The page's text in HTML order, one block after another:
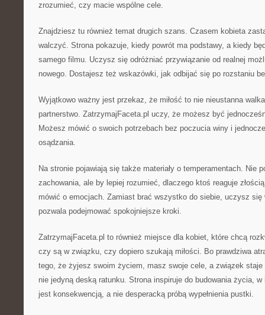
zrozumieć, czy macie wspólne cele.
Znajdziesz tu również temat drugich szans. Czasem kobieta
walczyć. Strona pokazuje, kiedy powrót ma podstawy, a kiedy
samego filmu. Uczysz się odróżniać przywiązanie od realnej
nowego. Dostajesz też wskazówki, jak odbijać się po rozstaniu
Wyjątkowo ważny jest przekaz, że miłość to nie nieustanna
partnerstwo. ZatrzymajFaceta.pl uczy, że możesz być
Możesz mówić o swoich potrzebach bez poczucia winy i
osądzania.
Na stronie pojawiają się także materiały o temperamentach. Nie
zachowania, ale by lepiej rozumieć, dlaczego ktoś reaguje
mówić o emocjach. Zamiast brać wszystko do siebie, uczysz się
pozwala podejmować spokojniejsze kroki.
ZatrzymajFaceta.pl to również miejsce dla kobiet, które chcą
czy są w związku, czy dopiero szukają miłości. Bo prawdziwa
tego, że żyjesz swoim życiem, masz swoje cele, a związek
nie jedyną deską ratunku. Strona inspiruje do budowania życia,
jest konsekwencją, a nie desperacką próbą wypełnienia pustki.